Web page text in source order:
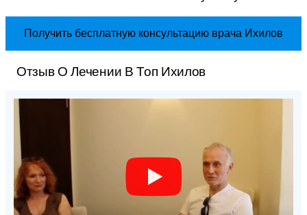
Получить бесплатную консультацию врача Ихилов
Отзыв О Лечении В Топ Ихилов